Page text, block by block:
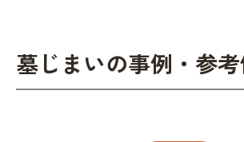
墓じまいの事例・参